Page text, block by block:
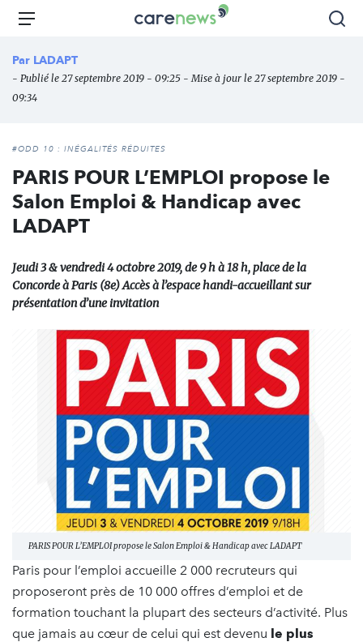
Aller
principal
Carenews,
des
Menu
Par LADAPT
- Publié le 27 septembre 2019 - 09:25 - Mise à jour le 27 septembre 2019 -
09:34
#ODD 10 : INÉGALITÉS RÉDUITES
PARIS POUR L’EMPLOI propose le
Salon Emploi & Handicap avec
LADAPT
Jeudi 3 & vendredi 4 octobre 2019, de 9 h à 18 h, place de la
Concorde à Paris (8e) Accès à l’espace handi-accueillant sur
présentation d’une invitation
PARIS POUR L’EMPLOI propose le Salon Emploi & Handicap avec LADAPT
Paris pour l’emploi accueille 2 000 recruteurs qui
proposeront près de 10 000 offres d’emploi et de
formation touchant la plupart des secteurs d’activité. Plus
que jamais au cœur de celui qui est devenu le plus